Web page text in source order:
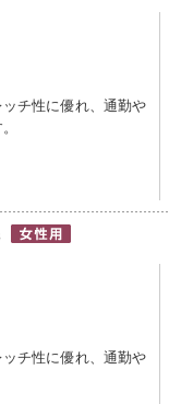
チ性に優れ、通勤や
チ性に優れ、通勤や